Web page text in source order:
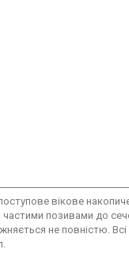
вікове
позивами до
не повністю.